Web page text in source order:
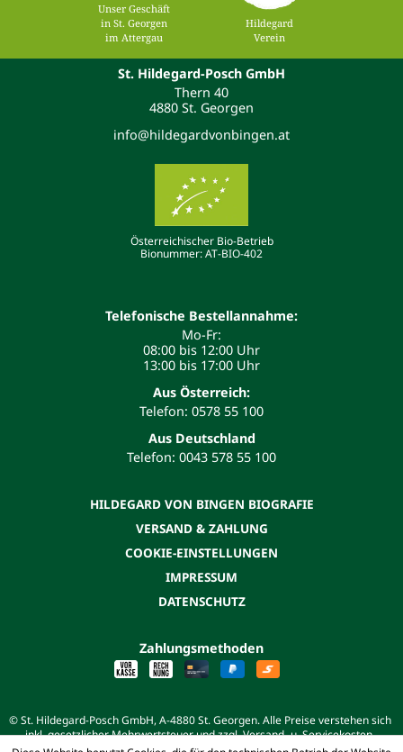
Unser Geschäft
in St. Georgen
im Attergau
Hildegard
Verein
St. Hildegard-Posch GmbH
Thern 40
4880 St. Georgen
info@hildegardvonbingen.at
Österreichischer Bio-Betrieb
Bionummer: AT-BIO-402
Telefonische Bestellannahme:
Mo-Fr:
08:00 bis 12:00 Uhr
13:00 bis 17:00 Uhr
Aus Österreich:
Telefon: 0578 55 100
Aus Deutschland
Telefon: 0043 578 55 100
HILDEGARD VON BINGEN BIOGRAFIE
VERSAND & ZAHLUNG
COOKIE-EINSTELLUNGEN
IMPRESSUM
DATENSCHUTZ
Zahlungsmethoden
© St. Hildegard-Posch GmbH, A-4880 St. Georgen. Alle Preise verstehen sich
inkl. gesetzlicher Mehrwertsteuer und zzgl. Versand- u. Servicekosten.